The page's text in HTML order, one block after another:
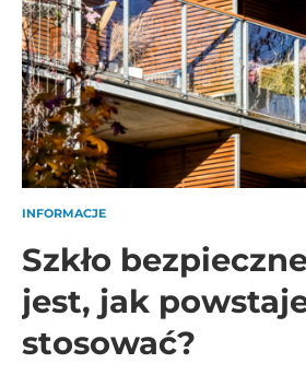
INFORMACJE
Szkło
jest, jak
stosować?